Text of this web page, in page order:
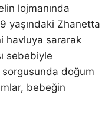
lojmanında
yaşındaki Zhanetta
havluya sararak
sebebiyle
doğum
bebeğin